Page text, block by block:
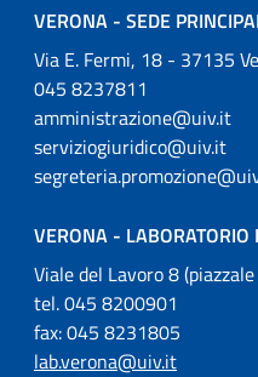
VERONA - SEDE
Via E. Fermi, 18 - 37135
045 8237811
amministrazione@uiv.it
serviziogiuridico@uiv.it
VERONA -
Viale del Lavoro 8
tel. 045 8200901
fax: 045 8231805
lab.verona@uiv.it